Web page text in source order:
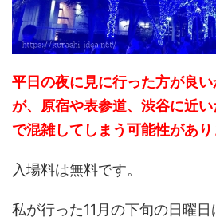
平日の夜に見に行った方が良
が、原宿や表参道、渋谷に近
で混雑してしまう可能性があり
入場料は無料です。
私が行った11月の下旬の日曜